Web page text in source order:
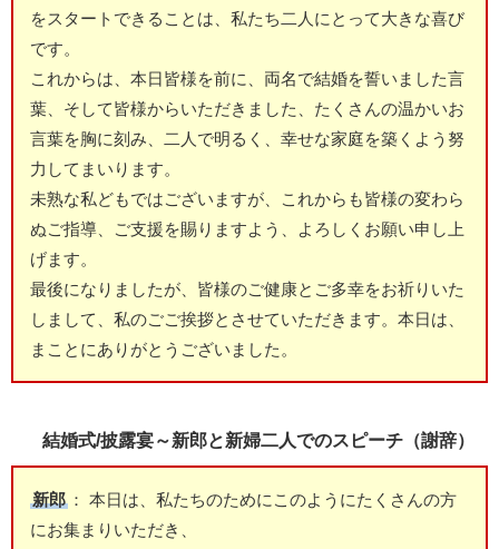
をスタートできることは、私たち二人にとって大きな喜び
です。
これからは、本日皆様を前に、両名で結婚を誓いました言
葉、そして皆様からいただきました、たくさんの温かいお
言葉を胸に刻み、二人で明るく、幸せな家庭を築くよう努
力してまいります。
未熟な私どもではございますが、これからも皆様の変わら
ぬご指導、ご支援を賜りますよう、よろしくお願い申し上
げます。
最後になりましたが、皆様のご健康とご多幸をお祈りいた
しまして、私のごご挨拶とさせていただきます。本日は、
まことにありがとうございました。
結婚式/披露宴～新郎と新婦二人でのスピーチ（謝辞）
新郎： 本日は、私たちのためにこのようにたくさんの方
にお集まりいただき、